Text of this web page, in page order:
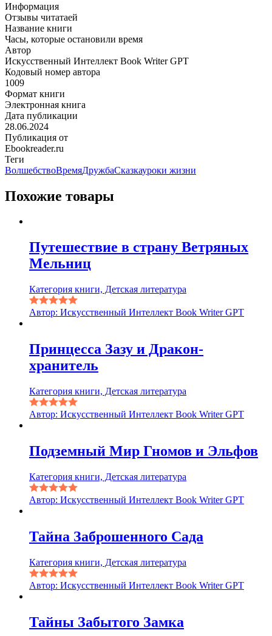
Информация
Отзывы читатаей
Название книги
Часы, которые остановили время
Автор
Искусственный Интеллект Book Writer GPT
Кодовый номер автора
1009
Формат книги
Электронная книга
Дата публикации
28.06.2024
Публикация от
Ebookreader.ru
Теги
ВолшебствоВремяДружбаСказкауроки жизни
Похожие товары
Путешествие в страну Ветряных
Мельниц
Категория книги, Детская литература
Автор: Искусственный Интеллект Book Writer GPT
Принцесса Зазу и Дракон-
хранитель
Категория книги, Детская литература
Автор: Искусственный Интеллект Book Writer GPT
Подземный Мир Гномов и Эльфов
Категория книги, Детская литература
Автор: Искусственный Интеллект Book Writer GPT
Тайна Заброшенного Сада
Категория книги, Детская литература
Автор: Искусственный Интеллект Book Writer GPT
Тайны Забытого Замка